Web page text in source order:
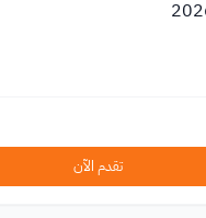
تقدم الآن